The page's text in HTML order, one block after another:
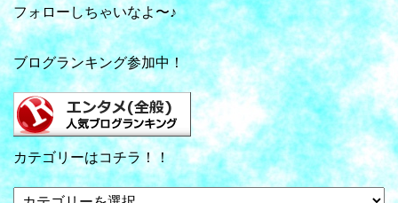
フォローしちゃいなよ〜♪
ブログランキング参加中！
カテゴリーはコチラ！！
カ